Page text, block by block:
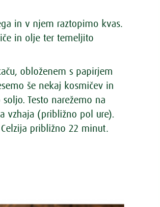
in v njem raztopimo kvas.
in olje ter temeljito
obloženem s papirjem
še nekaj kosmičev in
Testo narežemo na
vzhaja (približno pol ure).
približno 22 minut.